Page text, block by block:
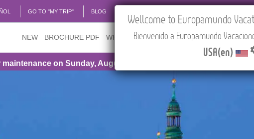
GO TO "MY TRIP" BLOG
NEW BROCHURE PDF WHERE TO BUY FEATURED ABOUT US
August 9th, from 1:00 PM to 3:30 PM (CEST/Madrid).
Wellcome to Europamundo
Bienvenido a Europamundo
USA(en)